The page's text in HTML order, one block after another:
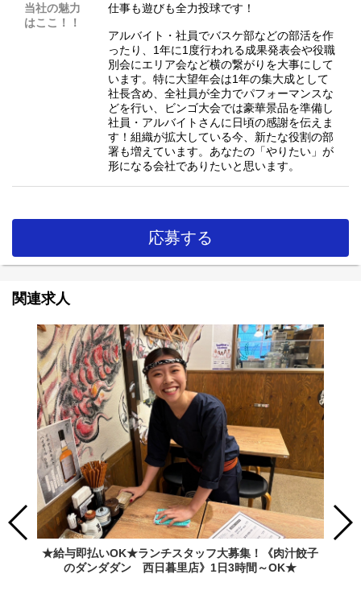
当社の魅力
はここ！！
仕事も遊びも全力投球です！
アルバイト・社員でバスケ部などの部活を作
ったり、1年に1度行われる成果発表会や役職
別会にエリア会など横の繋がりを大事にして
います。特に大望年会は1年の集大成として
社長含め、全社員が全力でパフォーマンスな
どを行い、ビンゴ大会では豪華景品を準備し
社員・アルバイトさんに日頃の感謝を伝えま
す！組織が拡大している今、新たな役割の部
署も増えています。あなたの「やりたい」が
形になる会社でありたいと思います。
応募する
関連求人
★給与即払いOK★ランチスタッフ大募集！《肉汁餃子
のダンダダン 西日暮里店》1日3時間～OK★